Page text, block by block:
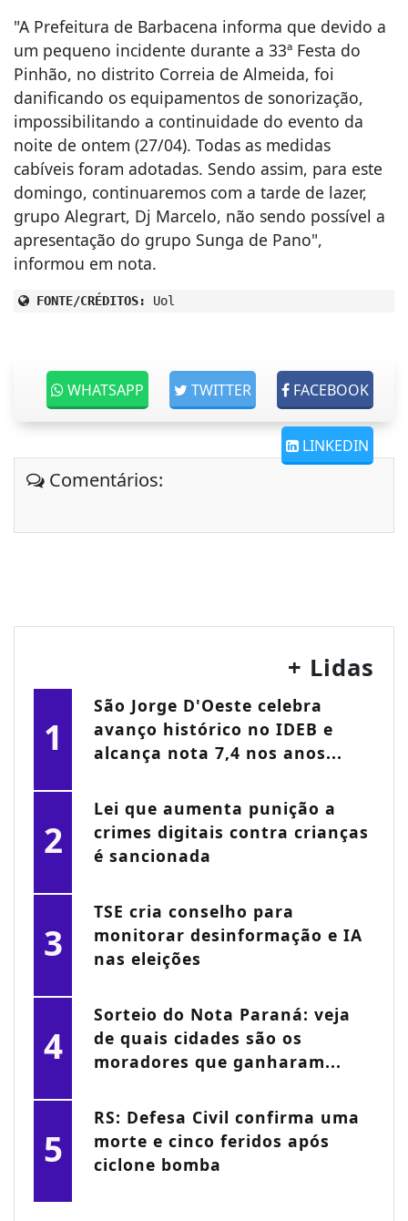
"A Prefeitura de Barbacena informa que devido a
um pequeno incidente durante a 33ª Festa do
Pinhão, no distrito Correia de Almeida, foi
danificando os equipamentos de sonorização,
impossibilitando a continuidade do evento da
noite de ontem (27/04). Todas as medidas
cabíveis foram adotadas. Sendo assim, para este
domingo, continuaremos com a tarde de lazer,
grupo Alegrart, Dj Marcelo, não sendo possível a
apresentação do grupo Sunga de Pano",
informou em nota.
FONTE/CRÉDITOS: Uol
FACEBOOK
TWITTER
WHATSAPP
LINKEDIN
Comentários:
+ Lidas
1
São Jorge D'Oeste celebra
avanço histórico no IDEB e
alcança nota 7,4 nos anos...
2
Lei que aumenta punição a
crimes digitais contra crianças
é sancionada
3
TSE cria conselho para
monitorar desinformação e IA
nas eleições
4
Sorteio do Nota Paraná: veja
de quais cidades são os
moradores que ganharam...
5
RS: Defesa Civil confirma uma
morte e cinco feridos após
ciclone bomba